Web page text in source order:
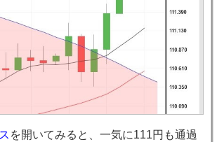
を開いてみると、一気に111円も通過